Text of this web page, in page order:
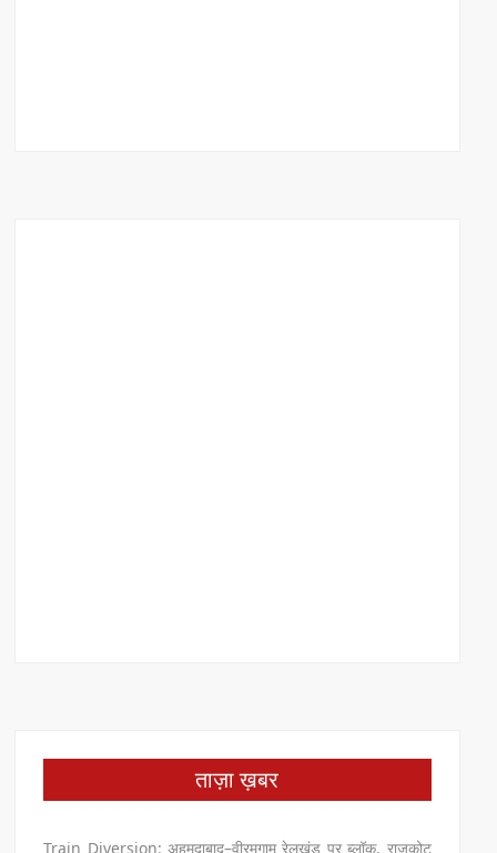
ताज़ा ख़बर
Train Diversion: अहमदाबाद–वीरमगाम रेलखंड पर ब्लॉक, राजकोट